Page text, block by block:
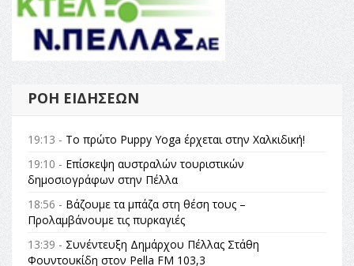
ΡΟΉ ΕΙΔΉΣΕΩΝ
19:13 - Το πρώτο Puppy Yoga έρχεται στην Χαλκιδική!
19:10 - Επίσκεψη αυστραλών τουριστικών
δημοσιογράφων στην Πέλλα
18:56 - Βάζουμε τα μπάζα στη θέση τους –
Προλαμβάνουμε τις πυρκαγιές
13:39 - Συνέντευξη Δημάρχου Πέλλας Στάθη
Φουντουκίδη στον Pella FM 103,3